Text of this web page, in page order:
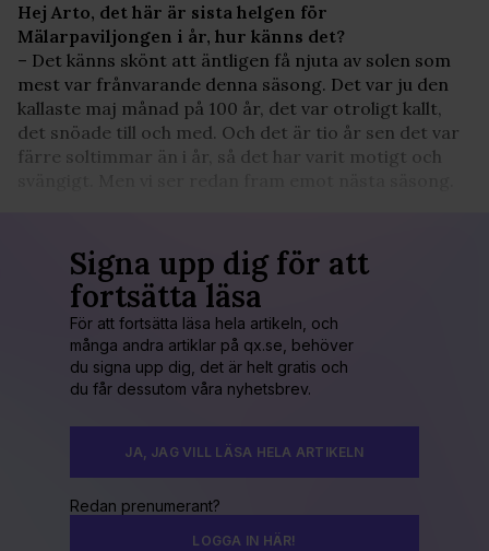
Hej Arto, det här är sista helgen för
Mälarpaviljongen i år, hur känns det?
– Det känns skönt att äntligen få njuta av solen som
mest var frånvarande denna säsong. Det var ju den
kallaste maj månad på 100 år, det var otroligt kallt,
det snöade till och med. Och det är tio år sen det var
färre soltimmar än i år, så det har varit motigt och
Signa upp dig för att
fortsätta läsa
För att fortsätta läsa hela artikeln, och
många andra artiklar på qx.se, behöver
du signa upp dig, det är helt gratis och
du får dessutom våra nyhetsbrev.
JA, JAG VILL LÄSA HELA ARTIKELN
Redan prenumerant?
LOGGA IN HÄR!